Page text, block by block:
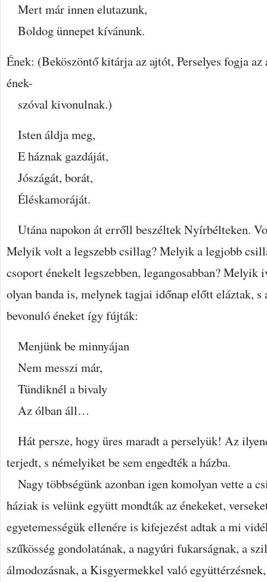
Mert már innen elutazunk,
Boldog ünnepet kívánunk.
Ének: (Beköszöntő kitárja az ajtót, Perselyes fogja
ének-
szóval kivonulnak.)
Isten áldja meg,
E háznak gazdáját,
Jószágát, borát,
Éléskamoráját.
Utána napokon át errőll beszéltek Nyírbélteken.
Melyik volt a legszebb csillag? Melyik a legjobb
csoport énekelt legszebben, legangosabban? Melyik
olyan banda is, melynek tagjai időnap előtt eláztak, s
bevonuló éneket így fújták:
Menjünk be minnyájan
Nem messzi már,
Tündiknél a bivaly
Az ólban áll…
Hát persze, hogy üres maradt a perselyük! Az
terjedt, s némelyiket be sem engedték a házba.
Nagy többségünk azonban igen komolyan vette a
háziak is velünk együtt mondták az énekeket,
egyetemességük ellenére is kifejezést adtak a mi
szűkösség gondolatának, a nagyúri fukarságnak, a
álmodozásnak, a Kisgyermekkel való